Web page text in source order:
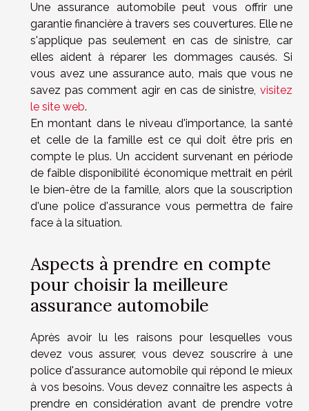
Une assurance automobile peut vous offrir une
garantie financière à travers ses couvertures. Elle ne
s'applique pas seulement en cas de sinistre, car
elles aident à réparer les dommages causés. Si
vous avez une assurance auto, mais que vous ne
savez pas comment agir en cas de sinistre, visitez
le site web.
En montant dans le niveau d'importance, la santé
et celle de la famille est ce qui doit être pris en
compte le plus. Un accident survenant en période
de faible disponibilité économique mettrait en péril
le bien-être de la famille, alors que la souscription
d'une police d'assurance vous permettra de faire
face à la situation.
Aspects à prendre en compte
pour choisir la meilleure
assurance automobile
Après avoir lu les raisons pour lesquelles vous
devez vous assurer, vous devez souscrire à une
police d'assurance automobile qui répond le mieux
à vos besoins. Vous devez connaître les aspects à
prendre en considération avant de prendre votre